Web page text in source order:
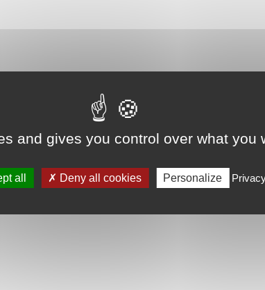
and gives you control over what you
all Deny all cookies Personalize